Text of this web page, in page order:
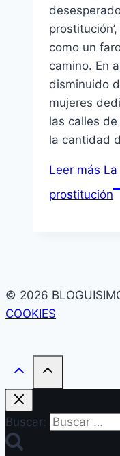
como un
camino. En
disminuido
mujeres
las calles
la cantidad
Leer más
prostitución
© 2026
COOKIES
Buscar: